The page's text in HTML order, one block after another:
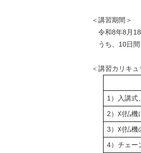
＜講習期間＞
令和8年8月18
うち、10日間
＜講習カリキュ
1）入講式
2）刈払機
3）刈払機
4）チェー